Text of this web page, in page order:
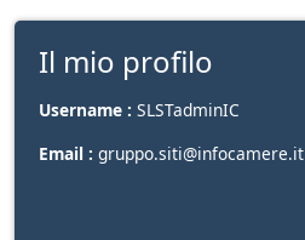
Il mio profilo
Username : SLSTadminIC
Email : gruppo.siti@infocamere.it